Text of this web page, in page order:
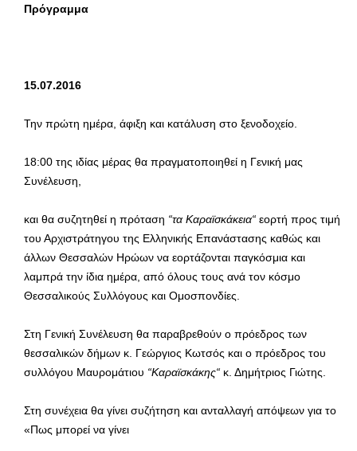
Πρόγραμμα
15.07.2016
Την πρώτη ημέρα, άφιξη και κατάλυση στο ξενοδοχείο.
18:00 της ιδίας μέρας θα πραγματοποιηθεί η Γενική μας
Συνέλευση,
και θα συζητηθεί η πρόταση “τα Καραϊσκάκεια“ εορτή προς τιμή
του Αρχιστράτηγου της Ελληνικής Επανάστασης καθώς και
άλλων Θεσσαλών Ηρώων να εορτάζονται παγκόσμια και
λαμπρά την ίδια ημέρα, από όλους τους ανά τον κόσμο
Θεσσαλικούς Συλλόγους και Ομοσπονδίες.
Στη Γενική Συνέλευση θα παραβρεθούν ο πρόεδρος των
θεσσαλικών δήμων κ. Γεώργιος Κωτσός και ο πρόεδρος του
συλλόγου Μαυρομάτιου “Καραϊσκάκης“ κ. Δημήτριος Γιώτης.
Στη συνέχεια θα γίνει συζήτηση και ανταλλαγή απόψεων για το
«Πως μπορεί να γίνει